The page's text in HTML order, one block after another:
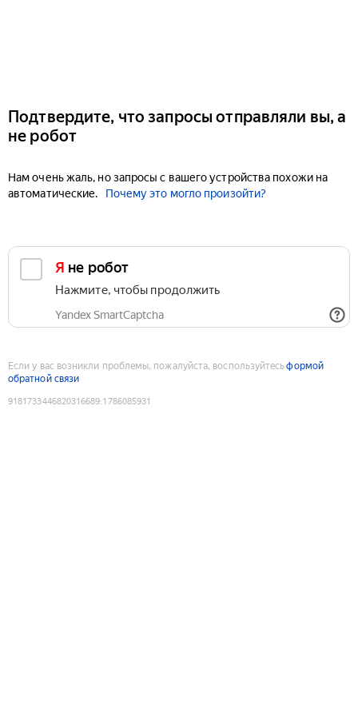
Подтвердите, что запросы отправляли вы, а
не робот
Нам очень жаль, но запросы с вашего устройства похожи на
автоматические.
Почему это могло произойти?
Я не робот
Нажмите, чтобы продолжить
Yandex SmartCaptcha
Если у вас возникли проблемы, пожалуйста, воспользуйтесьформой
обратной связи
9181733446820316689:1786085931